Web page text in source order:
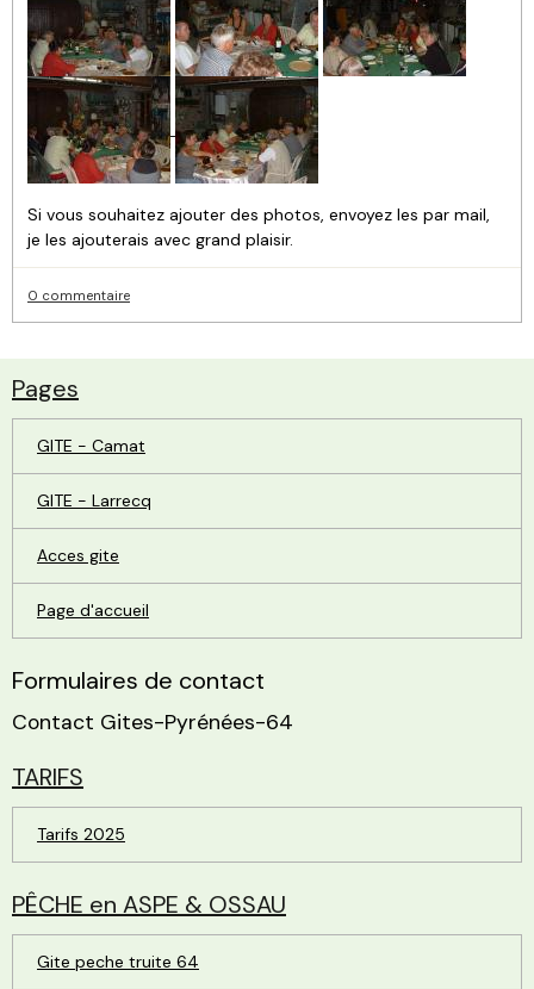
Si vous souhaitez ajouter des photos, envoyez les par mail,
je les ajouterais avec grand plaisir.
0 commentaire
Pages
GITE - Camat
GITE - Larrecq
Acces gite
Page d'accueil
Formulaires de contact
Contact Gites-Pyrénées-64
TARIFS
Tarifs 2025
PÊCHE en ASPE & OSSAU
Gite peche truite 64